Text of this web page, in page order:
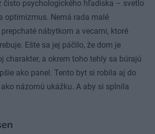
čisto psychologického hľadiska – svetlo
optimizmus. Nemá rada malé
nábytkom a vecami, ktoré
Ešte sa jej páčilo, že dom je
charakter, a okrem toho tehly sa búrajú
ako panel. Tento byt si robila aj do
názornú ukážku. A aby si splnila